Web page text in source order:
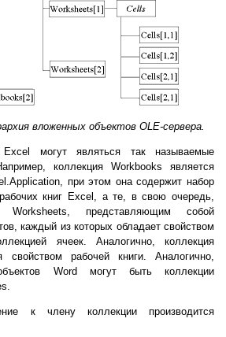
вложенных объектов OLE-сервера.
Excel могут являться так называемые
коллекция Workbooks является
при этом она содержит набор
книг Excel, а те, в свою очередь,
Worksheets, представляющим собой
каждый из которых обладает свойством
ячеек. Аналогично, коллекция
свойством рабочей книги. Аналогично,
Word могут быть коллекции
к члену коллекции производится